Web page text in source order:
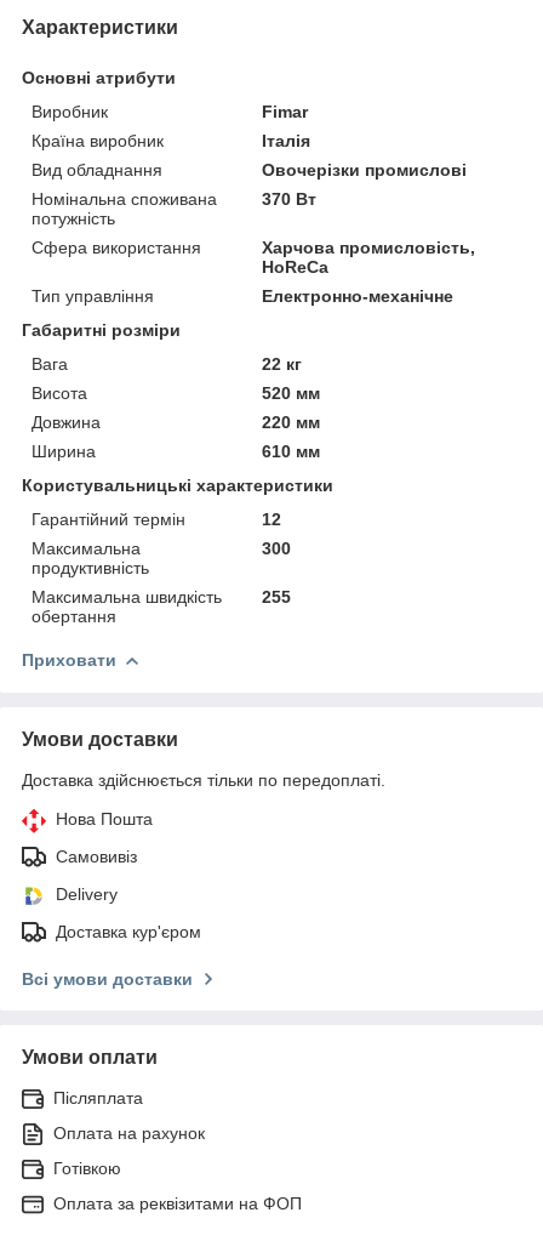
Характеристики
Основні атрибути
Виробник
Fimar
Країна виробник
Італія
Вид обладнання
Овочерізки промислові
Номінальна споживана
потужність
370 Вт
Сфера використання
Харчова промисловість,
HoReCa
Тип управління
Електронно-механічне
Габаритні розміри
Вага
22 кг
Висота
520 мм
Довжина
220 мм
Ширина
610 мм
Користувальницькі характеристики
Гарантійний термін
12
Максимальна
продуктивність
300
Максимальна швидкість
обертання
255
Приховати
Умови доставки
Доставка здійснюється тільки по передоплаті.
Нова Пошта
Самовивіз
Delivery
Доставка кур'єром
Всі умови доставки
Умови оплати
Післяплата
Оплата на рахунок
Готівкою
Оплата за реквізитами на ФОП